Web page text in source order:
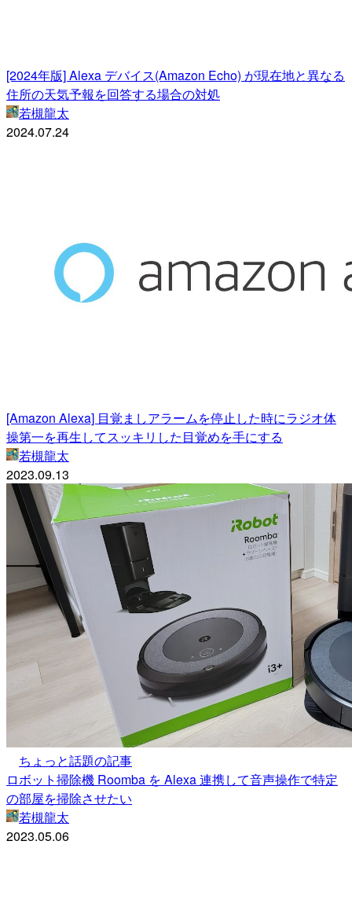
[2024年版] Alexa デバイス(Amazon Echo) が現在地と異なる
住所の天気予報を回答する場合の対処
若槻龍太
2024.07.24
[Amazon Alexa] 目覚ましアラームを停止した時にラジオ体
操第一を再生してスッキリした目覚めを手にする
若槻龍太
2023.09.13
ちょっと話題の記事
ロボット掃除機 Roomba を Alexa 連携して音声操作で特定
の部屋を掃除させたい
若槻龍太
2023.05.06